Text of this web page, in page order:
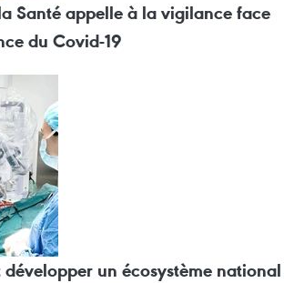
Santé appelle à la vigilance face
du Covid-19
développer un écosystème national